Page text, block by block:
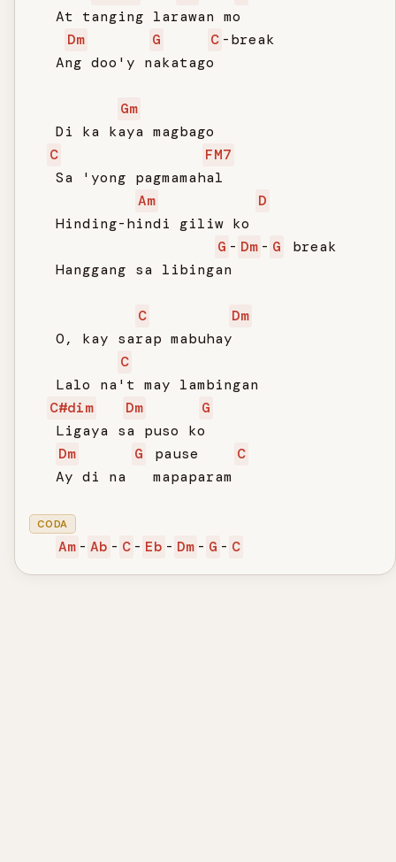
   At tanging larawan mo
Dm
G C -break
   Ang doo'y nakatago
Gm
   Di ka kaya magbago
C
FM7
   Sa 'yong pagmamahal
Am
D
   Hinding-hindi giliw ko
G - Dm - G
break
   Hanggang sa libingan
C
Dm
   O, kay sarap mabuhay
C
   Lalo na't may lambingan
C#dim
Dm
G
   Ligaya sa puso ko
Dm
G pause
C
   Ay di na   mapaparam
CODA
Am - Ab - C - Eb - Dm - G - C